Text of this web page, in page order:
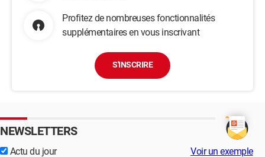
Profitez de nombreuses fonctionnalités
supplémentaires en vous inscrivant
S'INSCRIRE
NEWSLETTERS
Actu du jour Voir un exemple